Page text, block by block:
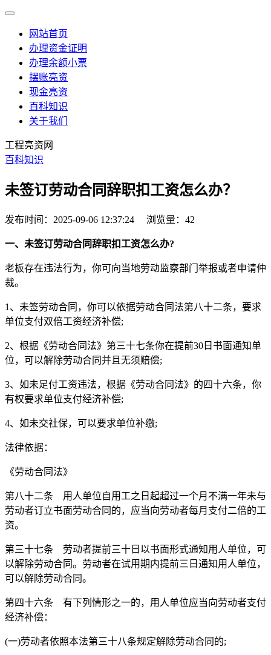
网站首页
办理资金证明
办理余额小票
摆账亮资
现金亮资
百科知识
关于我们
工程亮资网
百科知识
未签订劳动合同辞职扣工资怎么办？
发布时间：2025-09-06 12:37:24 浏览量：42
一、未签订劳动合同辞职扣工资怎么办?
老板存在违法行为，你可向当地劳动监察部门举报或者申请仲
裁。
1、未签劳动合同，你可以依据劳动合同法第八十二条，要求
单位支付双倍工资经济补偿;
2、根据《劳动合同法》第三十七条你在提前30日书面通知单
位，可以解除劳动合同并且无须赔偿;
3、如未足付工资违法，根据《劳动合同法》的四十六条，你
有权要求单位支付经济补偿;
4、如未交社保，可以要求单位补缴;
法律依据：
《劳动合同法》
第八十二条 用人单位自用工之日起超过一个月不满一年未与
劳动者订立书面劳动合同的，应当向劳动者每月支付二倍的工
资。
第三十七条 劳动者提前三十日以书面形式通知用人单位，可
以解除劳动合同。劳动者在试用期内提前三日通知用人单位，
可以解除劳动合同。
第四十六条 有下列情形之一的，用人单位应当向劳动者支付
经济补偿：
(一)劳动者依照本法第三十八条规定解除劳动合同的;